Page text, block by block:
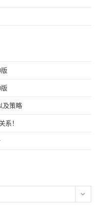
及策略
系！